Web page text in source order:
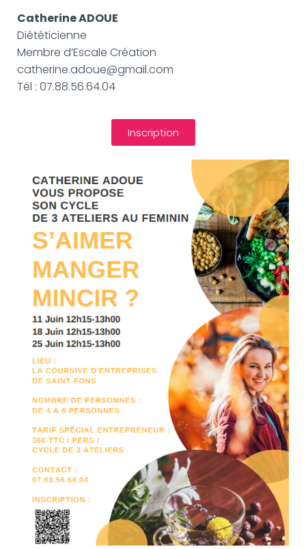
Catherine ADOUE
Diététicienne
Membre d’Escale Création
catherine.adoue@gmail.com
Tél : 07.88.56.64.04
Inscription